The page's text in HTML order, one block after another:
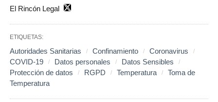
El Rincón Legal
ETIQUETAS:
Autoridades Sanitarias Confinamiento
Coronavirus
COVID-19
Datos personales
Datos Sensibles
Protección de datos
RGPD Temperatura
Toma de
Temperatura